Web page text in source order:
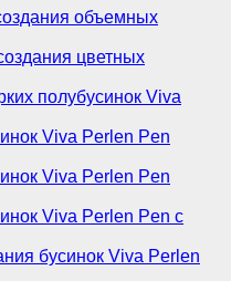
объемных
цветных
полубусинок Viva
Viva Perlen Pen
Viva Perlen Pen
Viva Perlen Pen с
бусинок Viva Perlen